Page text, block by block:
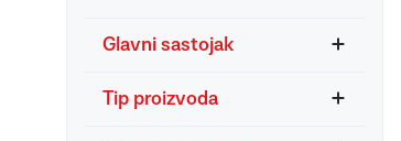
Glavni sastojak
Tip proizvoda